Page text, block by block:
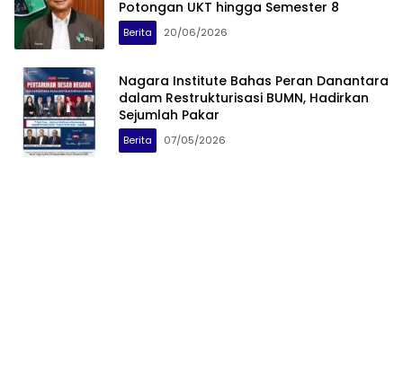
Potongan UKT hingga Semester 8
Berita 20/06/2026
Nagara Institute Bahas Peran Danantara
dalam Restrukturisasi BUMN, Hadirkan
Sejumlah Pakar
Berita 07/05/2026